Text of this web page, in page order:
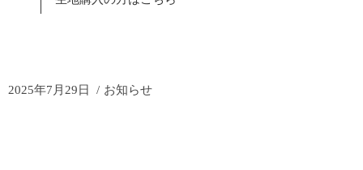
2025年7月29日 お知らせ